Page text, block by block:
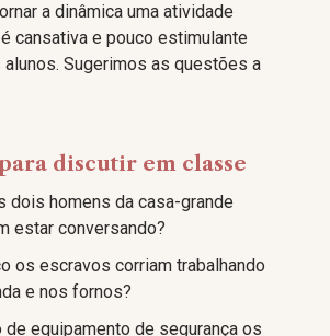
a dinâmica uma atividade
cansativa e pouco estimulante
alunos. Sugerimos as questões a
discutir em classe
dois homens da casa-grande
estar conversando?
os escravos corriam trabalhando
e nos fornos?
de equipamento de segurança os